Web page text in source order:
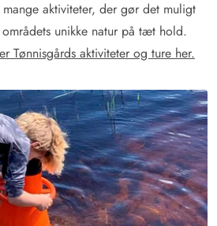
aktiviteter, der gør det muligt
unikke natur på tæt hold.
Tønnisgårds aktiviteter og ture her.